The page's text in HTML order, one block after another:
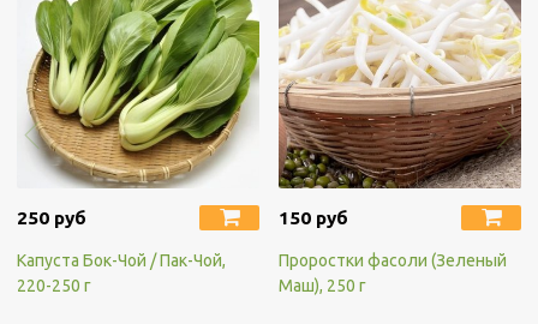
250 руб
Капуста Бок-Чой / Пак-Чой,
220-250 г
150 руб
Проростки фасоли (Зеленый
Маш), 250 г